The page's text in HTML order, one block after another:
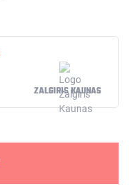
ZALGIRIS KAUNAS